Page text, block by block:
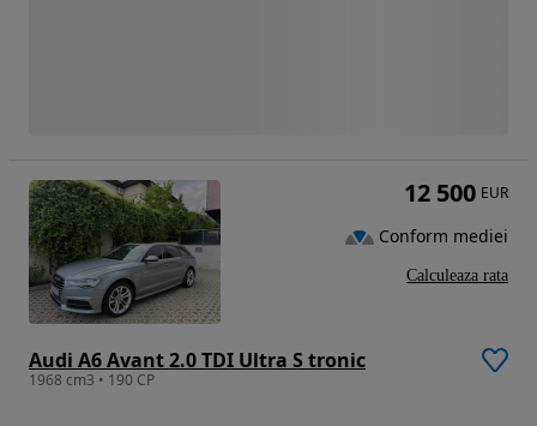
Audi A6 Avant 2.0 TDI Ultra S tronic
1968 cm3 • 190 CP
12 500 EUR
Conform mediei
Calculeaza rata